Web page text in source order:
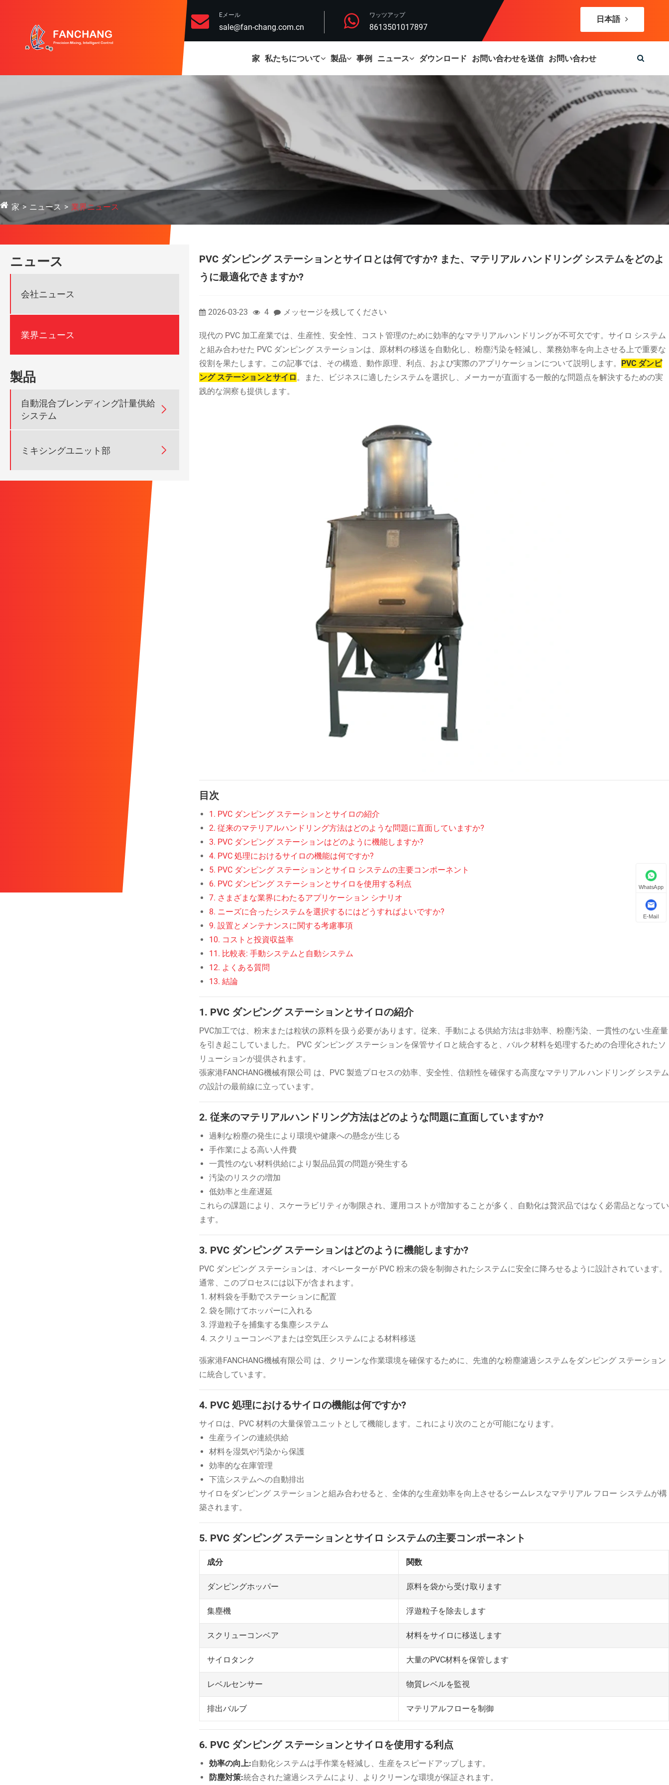
Eメール
sale@fan-chang.com.cn
ワッツアップ
8613501017897
日本語
家 私たちについて 製品 事例 ニュース ダウンロード お問い合わせを送信 お問い合わせ
家 ニュース 業界ニュース
ニュース
会社ニュース
業界ニュース
製品
自動混合ブレンディング計量供給
システム

ミキシングユニット部 
PVC ダンピング ステーションとサイロとは何ですか? また、マテリアル ハンドリング システムをどのよ
うに最適化できますか?
2026-03-23 4 メッセージを残してください
現代の PVC 加工産業では、生産性、安全性、コスト管理のために効率的なマテリアルハンドリングが不可欠です。サイロ システム
と組み合わせた PVC ダンピング ステーションは、原材料の移送を自動化し、粉塵汚染を軽減し、業務効率を向上させる上で重要な
役割を果たします。この記事では、その構造、動作原理、利点、および実際のアプリケーションについて説明します。 PVC ダンピ
ング ステーションとサイロ。また、ビジネスに適したシステムを選択し、メーカーが直面する一般的な問題点を解決するための実
践的な洞察も提供します。
目次
1. PVC ダンピング ステーションとサイロの紹介
2. 従来のマテリアルハンドリング方法はどのような問題に直面していますか?
3. PVC ダンピング ステーションはどのように機能しますか?
4. PVC 処理におけるサイロの機能は何ですか?
5. PVC ダンピング ステーションとサイロ システムの主要コンポーネント
6. PVC ダンピング ステーションとサイロを使用する利点
7. さまざまな業界にわたるアプリケーション シナリオ
8. ニーズに合ったシステムを選択するにはどうすればよいですか?
9. 設置とメンテナンスに関する考慮事項
10. コストと投資収益率
11. 比較表: 手動システムと自動システム
12. よくある質問
13. 結論
1. PVC ダンピング ステーションとサイロの紹介
PVC加工では、粉末または粒状の原料を扱う必要があります。従来、手動による供給方法は非効率、粉塵汚染、一貫性のない生産量
を引き起こしていました。 PVC ダンピング ステーションを保管サイロと統合すると、バルク材料を処理するための合理化されたソ
リューションが提供されます。
張家港FANCHANG機械有限公司 は、PVC 製造プロセスの効率、安全性、信頼性を確保する高度なマテリアル ハンドリング システム
の設計の最前線に立っています。
2. 従来のマテリアルハンドリング方法はどのような問題に直面していますか?
過剰な粉塵の発生により環境や健康への懸念が生じる
手作業による高い人件費
一貫性のない材料供給により製品品質の問題が発生する
汚染のリスクの増加
低効率と生産遅延
これらの課題により、スケーラビリティが制限され、運用コストが増加することが多く、自動化は贅沢品ではなく必需品となってい
ます。
3. PVC ダンピング ステーションはどのように機能しますか?
PVC ダンピング ステーションは、オペレーターが PVC 粉末の袋を制御されたシステムに安全に降ろせるように設計されています。
通常、このプロセスには以下が含まれます。
材料袋を手動でステーションに配置
袋を開けてホッパーに入れる
浮遊粒子を捕集する集塵システム
スクリューコンベアまたは空気圧システムによる材料移送
張家港FANCHANG機械有限公司 は、クリーンな作業環境を確保するために、先進的な粉塵濾過システムをダンピング ステーション
に統合しています。
4. PVC 処理におけるサイロの機能は何ですか?
サイロは、PVC 材料の大量保管ユニットとして機能します。これにより次のことが可能になります。
生産ラインの連続供給
材料を湿気や汚染から保護
効率的な在庫管理
下流システムへの自動排出
サイロをダンピング ステーションと組み合わせると、全体的な生産効率を向上させるシームレスなマテリアル フロー システムが構
築されます。
5. PVC ダンピング ステーションとサイロ システムの主要コンポーネント
成分 関数
ダンピングホッパー 原料を袋から受け取ります
集塵機 浮遊粒子を除去します
スクリューコンベア 材料をサイロに移送します
サイロタンク 大量のPVC材料を保管します
レベルセンサー 物質レベルを監視
排出バルブ マテリアルフローを制御
6. PVC ダンピング ステーションとサイロを使用する利点
効率の向上:自動化システムは手作業を軽減し、生産をスピードアップします。
防塵対策:統合された濾過システムにより、よりクリーンな環境が保証されます。
WhatsApp
E-Mail